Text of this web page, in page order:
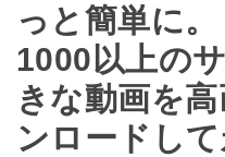
っと簡単に。
1000以上の
きな動画を
ンロードし